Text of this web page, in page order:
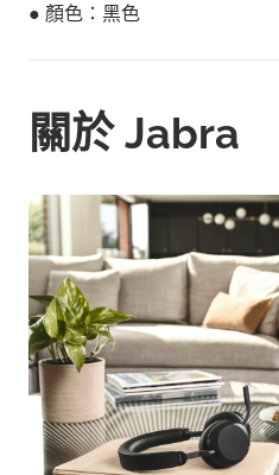
● 顏色：黑色
關於 Jabra